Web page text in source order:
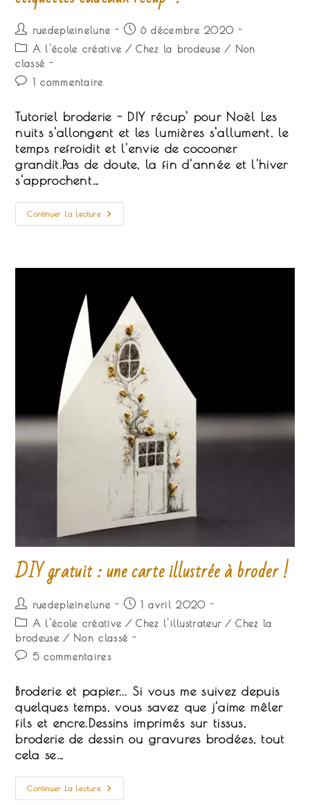
Auteur/autrice
de
la
ruedepleinelune
Publication
publiée :
6 décembre 2020
Post
category:
A l'école créative / Chez la brodeuse / Non
classé
Commentaires
la
publication :
1 commentaire
Tutoriel broderie - DIY récup' pour Noël Les
nuits s'allongent et les lumières s'allument, le
temps refroidit et l'envie de cocooner
grandit.Pas de doute, la fin d'année et l'hiver
s'approchent…
Continuer La LectureUn
DIY
Récup’
DIY gratuit : une carte illustrée à broder !
Auteur/autrice
de
la
ruedepleinelune
Publication
publiée :
1 avril 2020
Post
category:
A l'école créative / Chez l'illustrateur / Chez la
brodeuse / Non classé
Commentaires
la
publication :
5 commentaires
Broderie et papier... Si vous me suivez depuis
quelques temps, vous savez que j'aime mêler
fils et encre.Dessins imprimés sur tissus,
broderie de dessin ou gravures brodées, tout
cela se…
Continuer La LectureDIY
Gratuit